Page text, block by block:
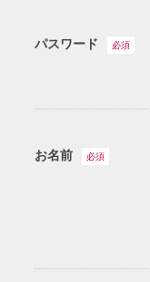
パスワード 必須
お名前 必須